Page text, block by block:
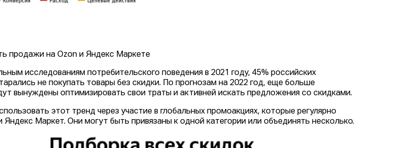
продажи на Оzon и Яндекс Маркете
исследованиям потребительского поведения в 2021 году, 45% российских
не покупать товары без скидки. По прогнозам на 2022 год, еще больше
вынуждены оптимизировать свои траты и активней искать предложения со скидками.
этот тренд через участие в глобальных промоакциях, которые регулярно
Яндекс Маркет. Они могут быть привязаны к одной категории или объединять несколько.